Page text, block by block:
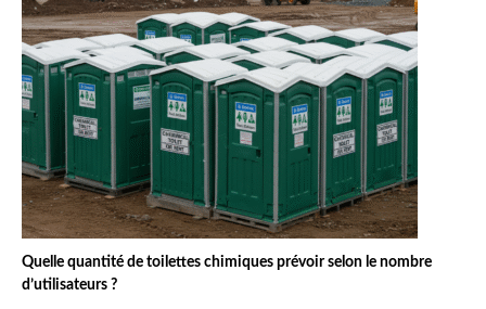
Quelle quantité de toilettes chimiques prévoir selon le nombre
d’utilisateurs ?